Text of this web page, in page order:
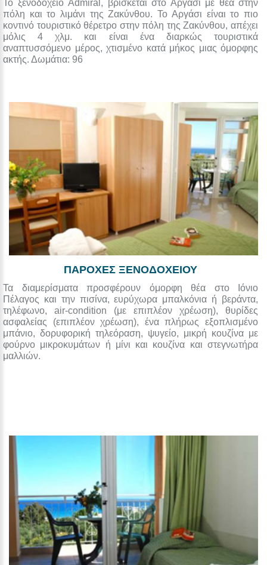
Το ξενοδοχείο Admiral, βρίσκεται στο Αργάσι με θέα στην
πόλη και το λιμάνι της Ζακύνθου. Το Αργάσι είναι το πιο
κοντινό τουριστικό θέρετρο στην πόλη της Ζακύνθου, απέχει
μόλις 4 χλμ. και είναι ένα διαρκώς τουριστικά
αναπτυσσόμενο μέρος, χτισμένο κατά μήκος μιας όμορφης
ακτής. Δωμάτια: 96
ΠΑΡΟΧΕΣ ΞΕΝΟΔΟΧΕΙΟΥ
Τα διαμερίσματα προσφέρουν όμορφη θέα στο Ιόνιο
Πέλαγος και την πισίνα, ευρύχωρα μπαλκόνια ή βεράντα,
τηλέφωνο, air-condition (με επιπλέον χρέωση), θυρίδες
ασφαλείας (επιπλέον χρέωση), ένα πλήρως εξοπλισμένο
μπάνιο, δορυφορική τηλεόραση, ψυγείο, μικρή κουζίνα με
φούρνο μικροκυμάτων ή μίνι και κουζίνα και στεγνωτήρα
μαλλιών.